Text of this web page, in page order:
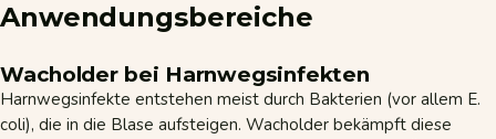
Anwendungsbereiche
Wacholder bei Harnwegsinfekten
Harnwegsinfekte entstehen meist durch Bakterien (vor allem E.
coli), die in die Blase aufsteigen. Wacholder bekämpft diese